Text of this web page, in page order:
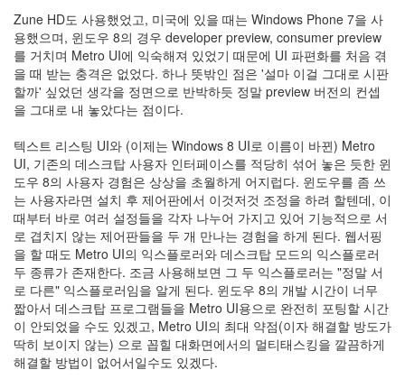
Zune HD도 사용했었고, 미국에 있을 때는 Windows Phone 7을 사
용했으며, 윈도우 8의 경우 developer preview, consumer preview
를 거치며 Metro UI에 익숙해져 있었기 때문에 UI 파편화를 처음 겪
을 때 받는 충격은 없었다. 하나 뜻밖인 점은 '설마 이걸 그대로 시판
할까' 싶었던 생각을 정면으로 반박하듯 정말 preview 버전의 컨셉
을 그대로 내 놓았다는 점이다.
텍스트 리스팅 UI와 (이제는 Windows 8 UI로 이름이 바뀐) Metro
UI, 기존의 데스크탑 사용자 인터페이스를 적당히 섞어 놓은 듯한 윈
도우 8의 사용자 경험은 상상을 초월하게 어지럽다. 윈도우를 좀 쓰
는 사용자라면 설치 후 제어판에서 이것저것 조정을 하려 할텐데, 이
때부터 바로 여러 설정들을 각자 나누어 가지고 있어 기능적으로 서
로 겹치지 않는 제어판들을 두 개 만나는 경험을 하게 된다. 웹서핑
을 할 때도 Metro UI의 익스플로러와 데스크탑 모드의 익스플로러
두 종류가 존재한다. 조금 사용해보면 그 두 익스플로러는 "정말 서
로 다른" 익스플로러임을 알게 된다. 윈도우 8의 개발 시간이 너무
짧아서 데스크탑 프로그램들을 Metro UI용으로 완전히 포팅할 시간
이 안되었을 수도 있겠고, Metro UI의 최대 약점(이자 해결할 방도가
딱히 보이지 않는) 으로 꼽힐 대화면에서의 멀티태스킹을 깔끔하게
해결할 방법이 없어서일수도 있겠다.
덕
질
의
끝
[영
화]
사
이
드
아
웃
LG
전
자
모
바
일
부
불